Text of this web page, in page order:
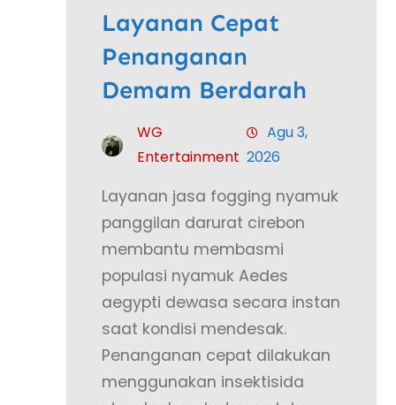
Layanan Cepat
Penanganan
Demam Berdarah
WG
Entertainment
Agu 3,
2026
Layanan jasa fogging nyamuk
panggilan darurat cirebon
membantu membasmi
populasi nyamuk Aedes
aegypti dewasa secara instan
saat kondisi mendesak.
Penanganan cepat dilakukan
menggunakan insektisida